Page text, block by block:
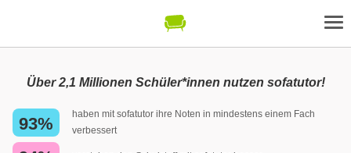
Über 2,1 Millionen Schüler*innen nutzen sofatutor!
93%
haben mit sofatutor ihre Noten in mindestens einem Fach
verbessert